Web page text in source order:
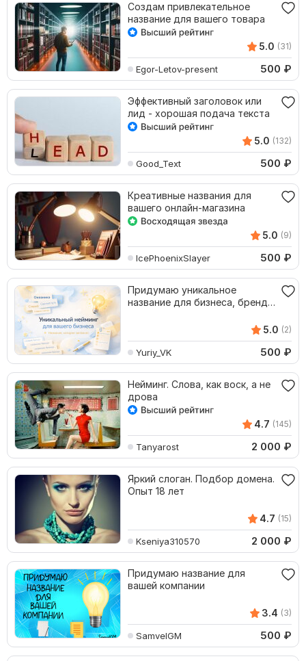
Создам привлекательное
название для вашего товара
5.0 (31)
Egor-Letov-present 500 ₽
Эффективный заголовок или
лид - хорошая подача текста
5.0 (132)
Good_Text 500 ₽
Креативные названия для
вашего онлайн-магазина
5.0 (9)
IcePhoenixSlayer 500 ₽
Придумаю уникальное
название для бизнеса, бренда
5.0 (2)
Yuriy_VK 500 ₽
Нейминг. Слова, как воск, а не
дрова
4.7 (145)
Tanyarost 2 000 ₽
Яркий слоган. Подбор домена.
Опыт 18 лет
4.7 (15)
Kseniya310570 2 000 ₽
Придумаю название для
вашей компании
3.4 (3)
SamvelGM 500 ₽